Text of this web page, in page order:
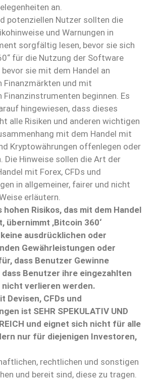
an.
potenziellen Nutzer sollten die
und Warnungen in
sorgfältig lesen, bevor sie sich
für die Nutzung der Software
bevor sie mit dem Handel an
Finanzmärkten und mit
Finanzinstrumenten beginnen. Es
hingewiesen, dass dieses
alle Risiken und anderen wichtigen
mit dem Handel mit
Kryptowährungen offenlegen oder
Die Hinweise sollen die Art der
mit Forex, CFDs und
in allgemeiner, fairer und nicht
erläutern.
Risikos, das mit dem Handel
übernimmt ‚Bitcoin 360‘
ausdrücklichen oder
Gewährleistungen oder
dass Benutzer Gewinne
Benutzer ihre eingezahlten
nicht verlieren werden.
Devisen, CFDs und
ist SEHR SPEKULATIV UND
und eignet sich nicht für alle
nur für diejenigen Investoren,
rechtlichen und sonstigen
und bereit sind, diese zu tragen.